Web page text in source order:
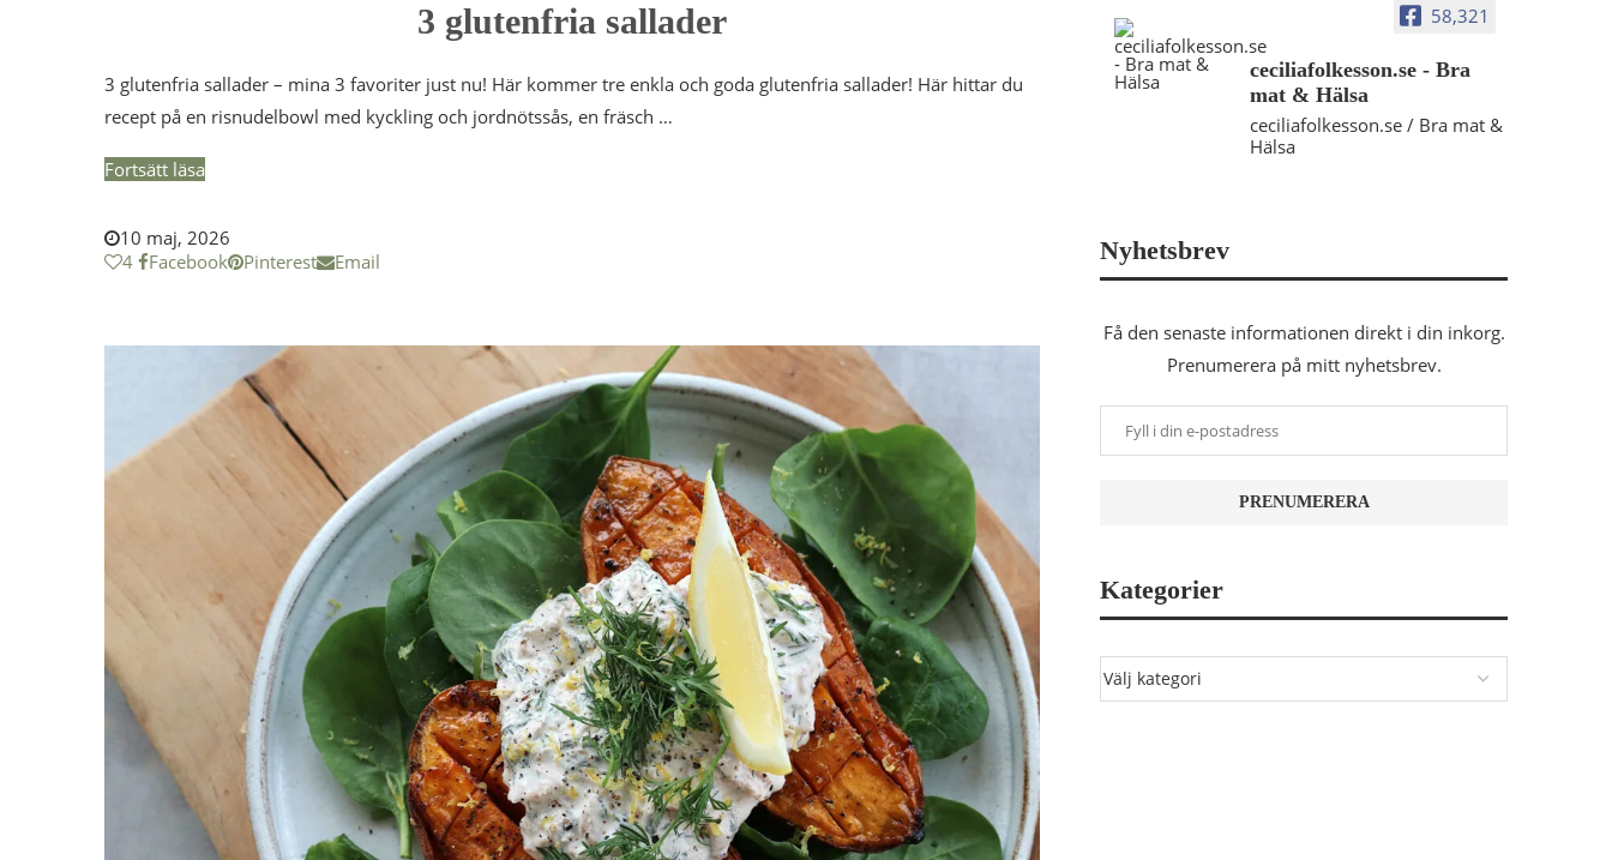
3 glutenfria sallader
3 glutenfria sallader – mina 3 favoriter just nu! Här kommer tre enkla och goda glutenfria sallader! Här hittar du
recept på en risnudelbowl med kyckling och jordnötssås, en fräsch …
Fortsätt läsa
10 maj, 2026
4
Facebook Pinterest Email
58,321
ceciliafolkesson.se - Bra
mat & Hälsa
ceciliafolkesson.se / Bra mat &
Hälsa
Nyhetsbrev
Få den senaste informationen direkt i din inkorg.
Prenumerera på mitt nyhetsbrev.
Kategorier